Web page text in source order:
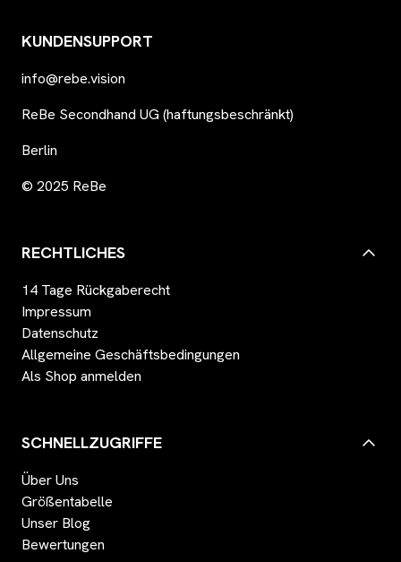
KUNDENSUPPORT
info@rebe.vision
ReBe Secondhand UG (haftungsbeschränkt)
Berlin
© 2025 ReBe
RECHTLICHES
14 Tage Rückgaberecht
Impressum
Datenschutz
Allgemeine Geschäftsbedingungen
Als Shop anmelden
SCHNELLZUGRIFFE
Über Uns
Größentabelle
Unser Blog
Bewertungen